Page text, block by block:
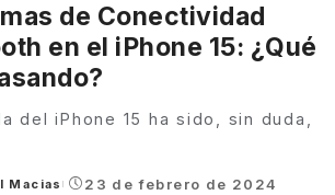
de Conectividad
en el iPhone 15: ¿Qué
del iPhone 15 ha sido, sin duda,
Macias 23 de febrero de 2024